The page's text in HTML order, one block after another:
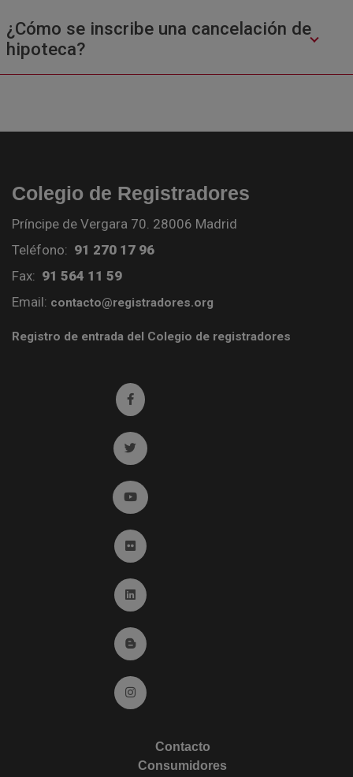
¿Cómo se inscribe una cancelación de
hipoteca?
Colegio de Registradores
Príncipe de Vergara 70. 28006 Madrid
Teléfono: 91 270 17 96
Fax: 91 564 11 59
Email: contacto@registradores.org
Registro de entrada del Colegio de registradores
Ir a facebook (abre en ventana nueva)
Ir a twitter (abre en ventana nueva)
Ir a YouTube (abre en ventana nueva)
Ir a Flickr (abre en ventana nueva)
Ir a Linkedin (abre en ventana nueva)
Ir al Blog (abre en ventana nueva)
Ir a Instagram (abre en ventana nueva)
Contacto
Consumidores